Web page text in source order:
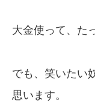
大金使って、た
でも、笑いたい
思います。